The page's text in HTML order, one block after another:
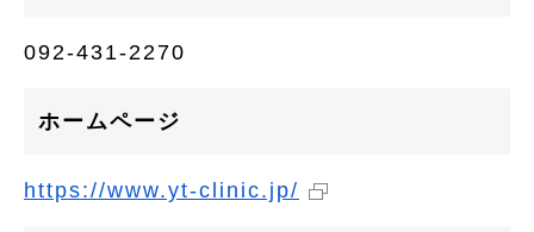
092-431-2270
ホームページ
https://www.yt-clinic.jp/